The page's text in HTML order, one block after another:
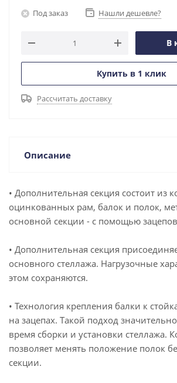
Под заказ Нашли дешевле?
В
Купить в 1 клик
Рассчитать доставку
Описание
• Дополнительная секция состоит из
оцинкованных рам, балок и полок,
основной секции - с помощью
• Дополнительная секция
основного стеллажа. Нагрузочные
этом сохраняются.
• Технология крепления балки к
на зацепах. Такой подход
время сборки и установки стеллажа.
позволяет менять положение полок
секции.